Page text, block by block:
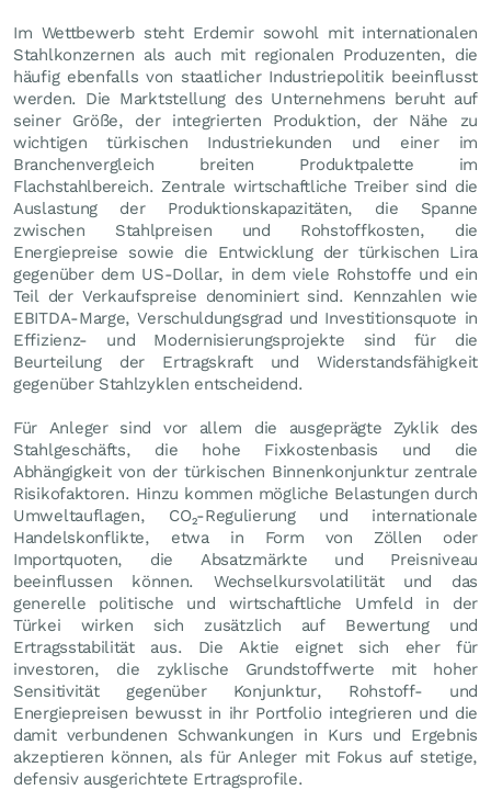
Im Wettbewerb steht Erdemir sowohl mit internationalen
Stahlkonzernen als auch mit regionalen Produzenten, die
häufig ebenfalls von staatlicher Industriepolitik beeinflusst
werden. Die Marktstellung des Unternehmens beruht auf
seiner Größe, der integrierten Produktion, der Nähe zu
wichtigen türkischen Industriekunden und einer im
Branchenvergleich breiten Produktpalette im
Flachstahlbereich. Zentrale wirtschaftliche Treiber sind die
Auslastung der Produktionskapazitäten, die Spanne
zwischen Stahlpreisen und Rohstoffkosten, die
Energiepreise sowie die Entwicklung der türkischen Lira
gegenüber dem US-Dollar, in dem viele Rohstoffe und ein
Teil der Verkaufspreise denominiert sind. Kennzahlen wie
EBITDA-Marge, Verschuldungsgrad und Investitionsquote in
Effizienz- und Modernisierungsprojekte sind für die
Beurteilung der Ertragskraft und Widerstandsfähigkeit
gegenüber Stahlzyklen entscheidend.
Für Anleger sind vor allem die ausgeprägte Zyklik des
Stahlgeschäfts, die hohe Fixkostenbasis und die
Abhängigkeit von der türkischen Binnenkonjunktur zentrale
Risikofaktoren. Hinzu kommen mögliche Belastungen durch
Umweltauflagen, CO₂-Regulierung und internationale
Handelskonflikte, etwa in Form von Zöllen oder
Importquoten, die Absatzmärkte und Preisniveau
beeinflussen können. Wechselkursvolatilität und das
generelle politische und wirtschaftliche Umfeld in der
Türkei wirken sich zusätzlich auf Bewertung und
Ertragsstabilität aus. Die Aktie eignet sich eher für
investoren, die zyklische Grundstoffwerte mit hoher
Sensitivität gegenüber Konjunktur, Rohstoff- und
Energiepreisen bewusst in ihr Portfolio integrieren und die
damit verbundenen Schwankungen in Kurs und Ergebnis
akzeptieren können, als für Anleger mit Fokus auf stetige,
defensiv ausgerichtete Ertragsprofile.